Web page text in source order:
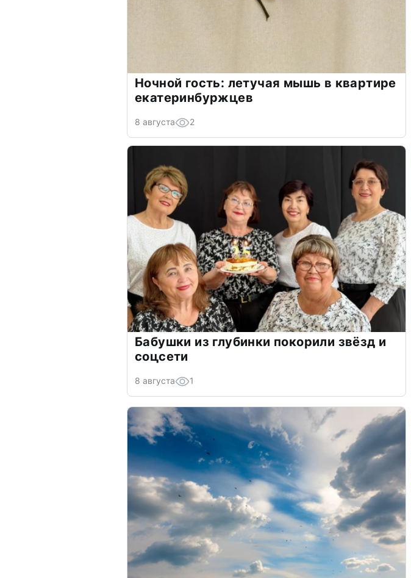
Ночной гость: летучая мышь в квартире
екатеринбуржцев
8 августа 2
Бабушки из глубинки покорили звёзд и
соцсети
8 августа 1